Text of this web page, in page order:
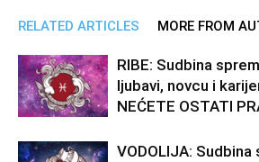
RELATED ARTICLES MORE FROM
RIBE: Sudbina
ljubavi, novcu i
NEĆETE OSTATI
VODOLIJA: